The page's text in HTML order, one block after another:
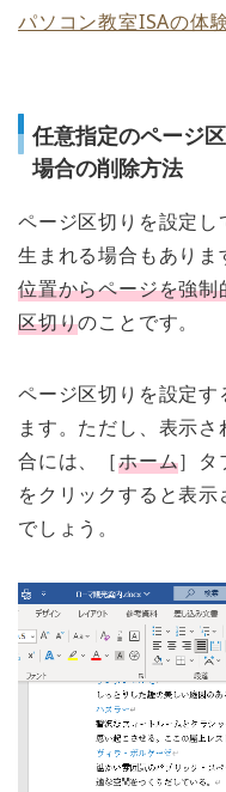
パソコン教室ISAの体
任意指定のページ
場合の削除方法
ページ区切りを設定
生まれる場合もありま
位置からページを強
区切りのことです。
ページ区切りを設定
ます。ただし、表示
合には、［ホーム］
をクリックすると表
でしょう。